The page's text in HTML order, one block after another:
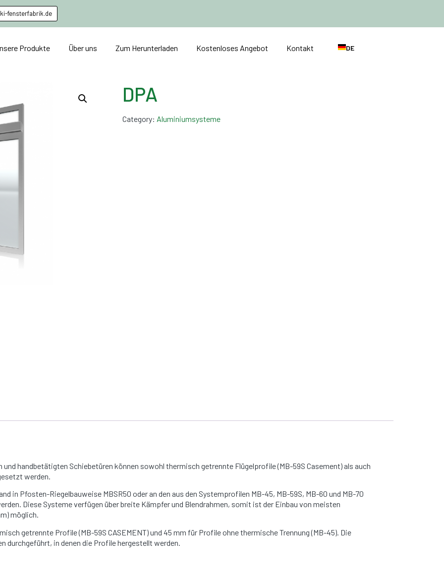
fensterfabrik.de
Produkte Über uns Zum Herunterladen Kostenloses Angebot Kontakt DE
DPA
Category: Aluminiumsysteme
handbetätigten Schiebetüren können sowohl thermisch getrennte Flügelprofile (MB-59S Casement) als auch
werden.
in Pfosten-Riegelbauweise MBSR50 oder an den aus den Systemprofilen MB-45, MB-59S, MB-60 und MB-70
Diese Systeme verfügen über breite Kämpfer und Blendrahmen, somit ist der Einbau von meisten
möglich.
getrennte Profile (MB-59S CASEMENT) und 45 mm für Profile ohne thermische Trennung (MB-45). Die
durchgeführt, in denen die Profile hergestellt werden.